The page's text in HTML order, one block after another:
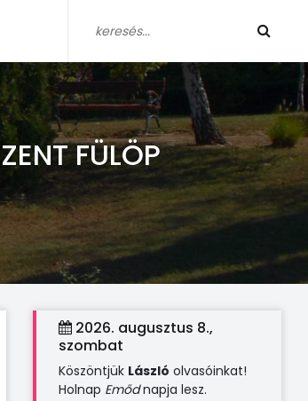
FÜLÖP
2026. augusztus 8.,
szombat
Köszöntjük László olvasóinkat!
Holnap Emődnapja lesz.